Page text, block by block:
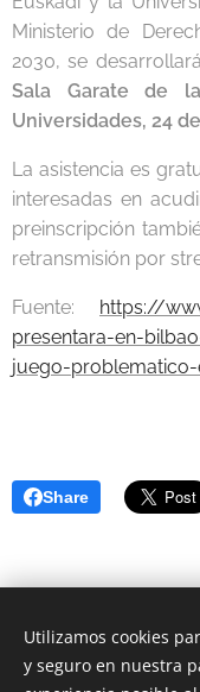
Ministerio de
2030, se
Sala Garate de
Universidades, 24
La asistencia es
interesadas en
preinscripción
retransmisión por
Fuente: https://
presentara-en-
juego-
Share
Utilizamos cookies
y seguro en nuestra